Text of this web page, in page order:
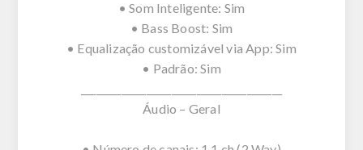
• Som Inteligente: Sim
• Bass Boost: Sim
• Equalização customizável via App: Sim
• Padrão: Sim
Áudio – Geral